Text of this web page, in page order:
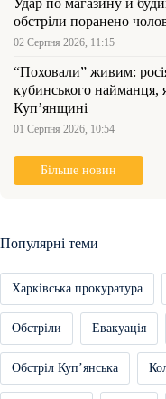
Удар по магазину й
обстріли поранено
02 Серпня 2026, 11:15
“Поховали” живим:
кубинського найманця,
Куп’янщині
01 Серпня 2026, 10:54
Більше новин
Популярні теми
Харківська прокуратура
Обстріли Евакуація
Обстріл Купʼянська